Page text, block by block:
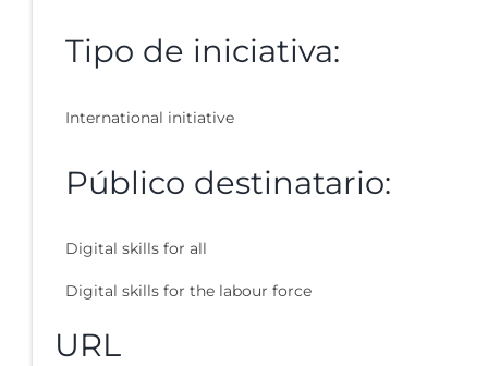
Tipo de iniciativa:
International initiative
Público destinatario:
Digital skills for all
Digital skills for the labour force
URL